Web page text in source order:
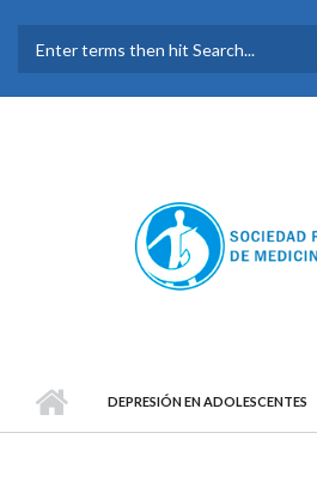
FORMULARIO DE
BÚSQUEDA
DEPRESIÓN EN ADOLESCENTES